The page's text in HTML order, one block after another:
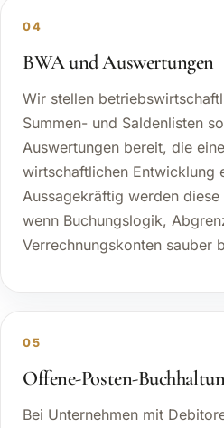
04
BWA und Auswertungen
Wir stellen
Summen- und Saldenlisten
Auswertungen bereit, die
wirtschaftlichen Entwicklung
Aussagekräftig werden diese
wenn Buchungslogik,
Verrechnungskonten sauber
05
Offene-Posten-
Bei Unternehmen mit